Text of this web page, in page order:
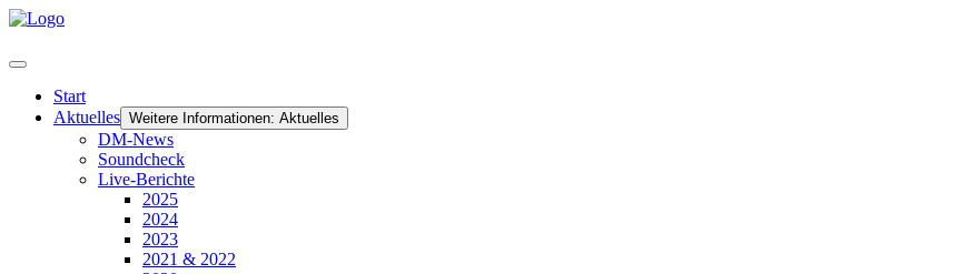
Start
Aktuelles Weitere Informationen: Aktuelles
DM-News
Soundcheck
Live-Berichte
2025
2024
2023
2021 & 2022